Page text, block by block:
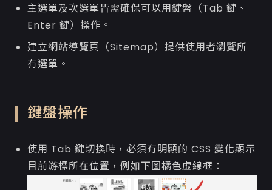
主選單及次選單皆需確保可以用鍵盤（Tab 鍵、
Enter 鍵）操作。
建立網站導覽頁（Sitemap）提供使用者瀏覽所
有選單。
鍵盤操作
使用 Tab 鍵切換時，必須有明顯的 CSS 變化顯示
目前游標所在位置，例如下圖橘色虛線框：